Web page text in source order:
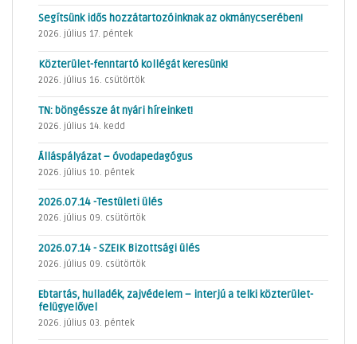
Segítsünk idős hozzátartozóinknak az okmánycserében!
2026. július 17. péntek
Közterület-fenntartó kollégát keresünk!
2026. július 16. csütörtök
TN: böngéssze át nyári híreinket!
2026. július 14. kedd
Álláspályázat – óvodapedagógus
2026. július 10. péntek
2026.07.14 -Testületi ülés
2026. július 09. csütörtök
2026.07.14 - SZEIK Bizottsági ülés
2026. július 09. csütörtök
Ebtartás, hulladék, zajvédelem – interjú a telki közterület-
felügyelővel
2026. július 03. péntek